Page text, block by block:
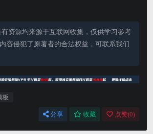
资源均来源于互联网收集，仅供学习参考
容侵犯了原著者的合法权益，可联系我们
板
分享 收藏 点赞(0)